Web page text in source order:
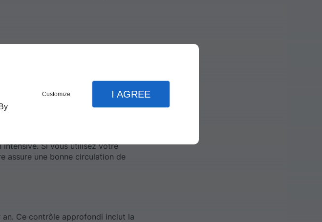
Customize I AGREE
saison. Pour les climatiseurs
permettra de s'assurer que
Si vous utilisez votre
assure une bonne circulation de
an. Ce contrôle approfondi inclut la